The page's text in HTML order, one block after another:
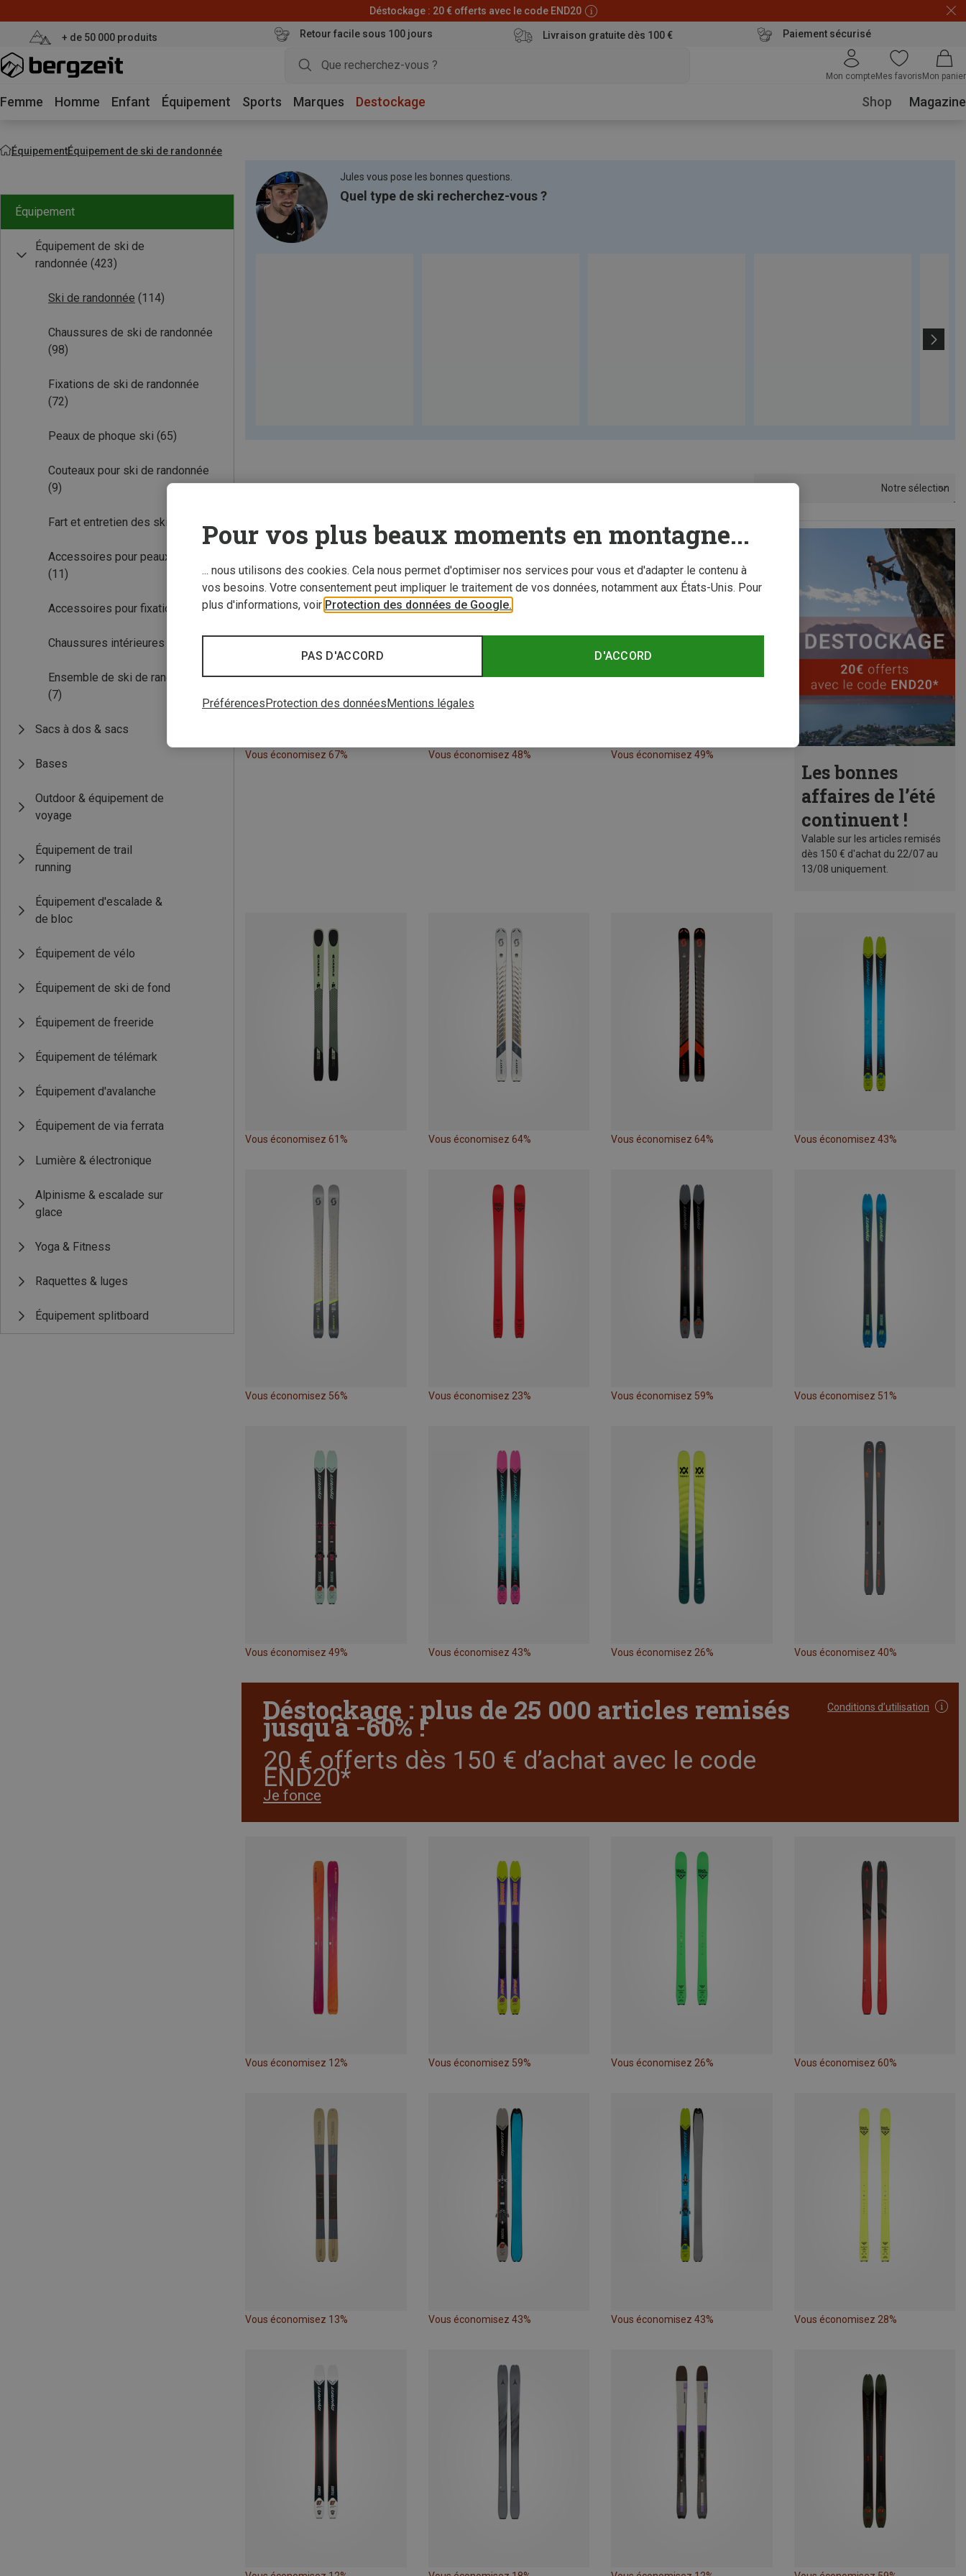
Déstockage : 20 € offerts avec le code END20
+ de 50 000 produits Retour facile sous 100 jours Livraison gratuite dès 100 € Paiement sécurisé
Mon compteMes favoris Mon panier
Femme Homme Enfant Équipement Sports Marques Destockage Shop Magazine
ÉquipementÉquipement de ski de randonnée
Équipement
Équipement de ski de
randonnée (423)
Ski de randonnée (114)
Chaussures de ski de randonnée
(98)
Fixations de ski de randonnée
(72)
Peaux de phoque ski (65)
Couteaux pour ski de randonnée
(9)
Fart et entretien des skis
Accessoires pour peaux de ski
(11)
Accessoires pour fixations (21)
Chaussures intérieures
Ensemble de ski de randonnée
(7)
Sacs à dos & sacs
Bases
Outdoor & équipement de
voyage
Équipement de trail
running
Équipement d'escalade &
de bloc
Équipement de vélo
Équipement de ski de fond
Équipement de freeride
Équipement de télémark
Équipement d'avalanche
Équipement de via ferrata
Lumière & électronique
Alpinisme & escalade sur
glace
Yoga & Fitness
Raquettes & luges
Équipement splitboard
Jules vous pose les bonnes questions.
Quel type de ski recherchez-vous ?
Trier par Notre sélection
Vous économisez 67% Vous économisez 48% Vous économisez 49%
Les bonnes
affaires de l’été
continuent !
Valable sur les articles remisés
dès 150 € d'achat du 22/07 au
13/08 uniquement.
Vous économisez 61% Vous économisez 64% Vous économisez 64% Vous économisez 43%
Vous économisez 56% Vous économisez 23% Vous économisez 59% Vous économisez 51%
Vous économisez 49% Vous économisez 43% Vous économisez 26% Vous économisez 40%
Conditions d’utilisation
Déstockage : plus de 25 000 articles remisés
jusqu'à -60% !
20 € offerts dès 150 € d’achat avec le code
END20*
Je fonce
Vous économisez 12% Vous économisez 59% Vous économisez 26% Vous économisez 60%
Vous économisez 13% Vous économisez 43% Vous économisez 43% Vous économisez 28%
Pour vos plus beaux moments en montagne...
... nous utilisons des cookies. Cela nous permet d'optimiser nos services pour vous et d'adapter le contenu à
vos besoins. Votre consentement peut impliquer le traitement de vos données, notamment aux États-Unis. Pour
plus d'informations, voir Protection des données de Google.
D'ACCORD
PAS D'ACCORD
PréférencesProtection des donnéesMentions légales